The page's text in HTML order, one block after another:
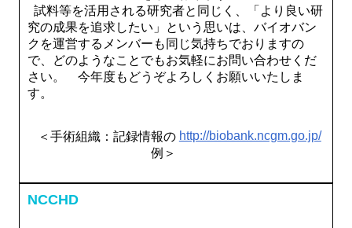
試料等を活用される研究者と同じく、「より良い研
究の成果を追求したい」という思いは、バイオバン
クを運営するメンバーも同じ気持ちでおりますの
で、どのようなことでもお気軽にお問い合わせくだ
さい。 今年度もどうぞよろしくお願いいたしま
す。
＜手術組織：記録情報の
例＞
http://biobank.ncgm.go.jp/
NCCHD